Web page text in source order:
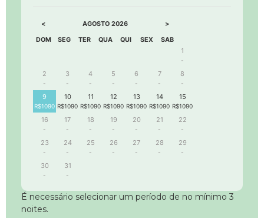
< AGOSTO 2026 >
DOM SEG TER QUA QUI SEX SAB
1
-
2
-
3
-
4
-
5
-
6
-
7
-
8
-
9
R$1090
10
R$1090
11
R$1090
12
R$1090
13
R$1090
14
R$1090
15
R$1090
16
-
17
-
18
-
19
-
20
-
21
-
22
-
23
-
24
-
25
-
26
-
27
-
28
-
29
-
30
-
31
-
É necessário selecionar um período de no mínimo 3
noites.